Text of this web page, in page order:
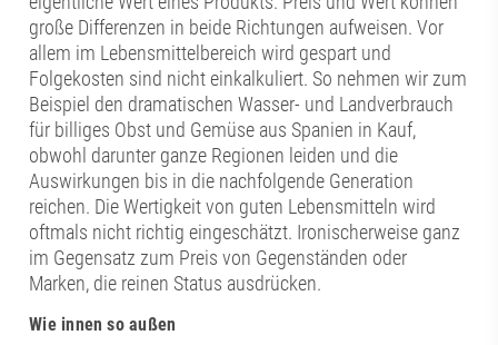
große Differenzen in beide Richtungen aufweisen. Vor
allem im Lebensmittelbereich wird gespart und
Folgekosten sind nicht einkalkuliert. So nehmen wir zum
Beispiel den dramatischen Wasser- und Landverbrauch
für billiges Obst und Gemüse aus Spanien in Kauf,
obwohl darunter ganze Regionen leiden und die
Auswirkungen bis in die nachfolgende Generation
reichen. Die Wertigkeit von guten Lebensmitteln wird
oftmals nicht richtig eingeschätzt. Ironischerweise ganz
im Gegensatz zum Preis von Gegenständen oder
Marken, die reinen Status ausdrücken.
Wie innen so außen